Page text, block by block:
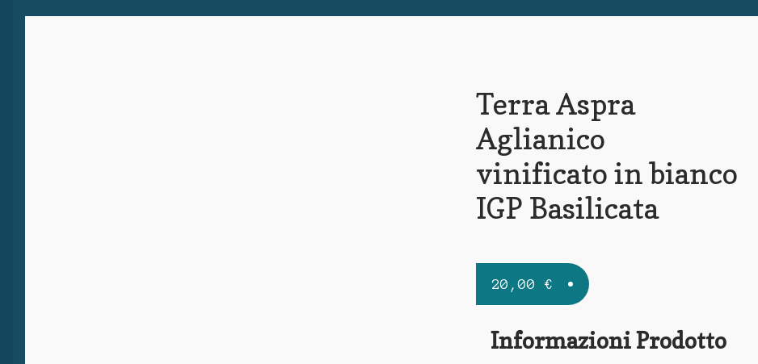
Terra Aspra
Aglianico
vinificato in bianco
IGP Basilicata
20,00€
Informazioni Prodotto